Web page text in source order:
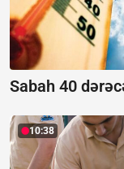
Sabah 40
10:38